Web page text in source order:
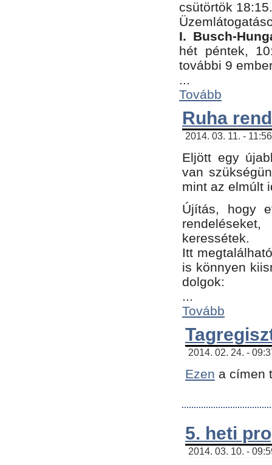
csütörtök 18:15.
I. Busch-
hét péntek,
további 9
...
Tovább
Ruha
2014. 03. 11. -
Eljött egy
van
mint az elmúlt
Újítás, hogy
keressétek.
Itt
is könnyen
dolgok:
...
Tovább
2014. 02. 24. -
Ezen a címen
5. heti
2014. 03. 10. -